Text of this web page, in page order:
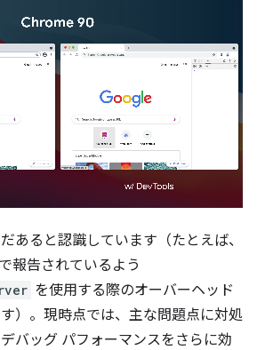
あると認識しています（たとえば、
で報告されているよう
を使用する際のオーバーヘッド
）。現時点では、主な問題点に対処
バッグ パフォーマンスをさらに効